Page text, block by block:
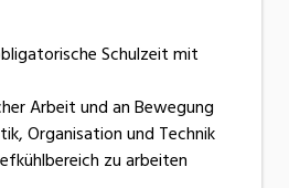
Schulzeit mit
Arbeit und an Bewegung
Organisation und Technik
zu arbeiten